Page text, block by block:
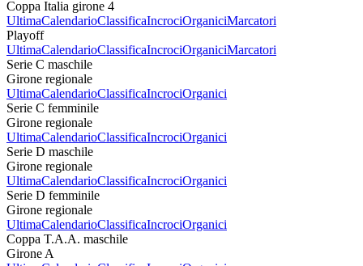
Coppa Italia girone 4
UltimaCalendarioClassificaIncrociOrganiciMarcatori
Playoff
UltimaCalendarioClassificaIncrociOrganiciMarcatori
Serie C maschile
Girone regionale
UltimaCalendarioClassificaIncrociOrganici
Serie C femminile
Girone regionale
UltimaCalendarioClassificaIncrociOrganici
Serie D maschile
Girone regionale
UltimaCalendarioClassificaIncrociOrganici
Serie D femminile
Girone regionale
UltimaCalendarioClassificaIncrociOrganici
Coppa T.A.A. maschile
Girone A